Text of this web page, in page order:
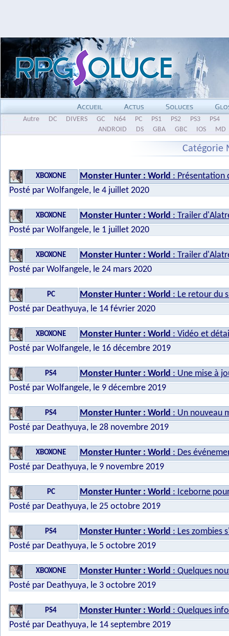
Autre DC DIVERS GC N64 PC PS1 PS2 PS3
PS4
ANDROID
DS GBA GBC IOS MD
Catégorie
XBOXONE Monster Hunter : World : Présentation
Posté par Wolfangele, le 4 juillet 2020
XBOXONE Monster Hunter : World : Trailer
Posté par Wolfangele, le 1 juillet 2020
XBOXONE Monster Hunter : World : Trailer
Posté par Wolfangele, le 24 mars 2020
PC Monster Hunter : World : Le retour du
Posté par Deathyuya, le 14 février 2020
XBOXONE Monster Hunter : World : Vidéo et
Posté par Wolfangele, le 16 décembre 2019
PS4 Monster Hunter : World : Une mise à
Posté par Wolfangele, le 9 décembre 2019
PS4 Monster Hunter : World : Un nouveau
Posté par Deathyuya, le 28 novembre 2019
XBOXONE Monster Hunter : World : Des
Posté par Deathyuya, le 9 novembre 2019
PC Monster Hunter : World : Iceborne
Posté par Deathyuya, le 25 octobre 2019
PS4 Monster Hunter : World : Les zombies
Posté par Deathyuya, le 5 octobre 2019
XBOXONE Monster Hunter : World : Quelques
Posté par Deathyuya, le 3 octobre 2019
PS4 Monster Hunter : World : Quelques
Posté par Deathyuya, le 14 septembre 2019